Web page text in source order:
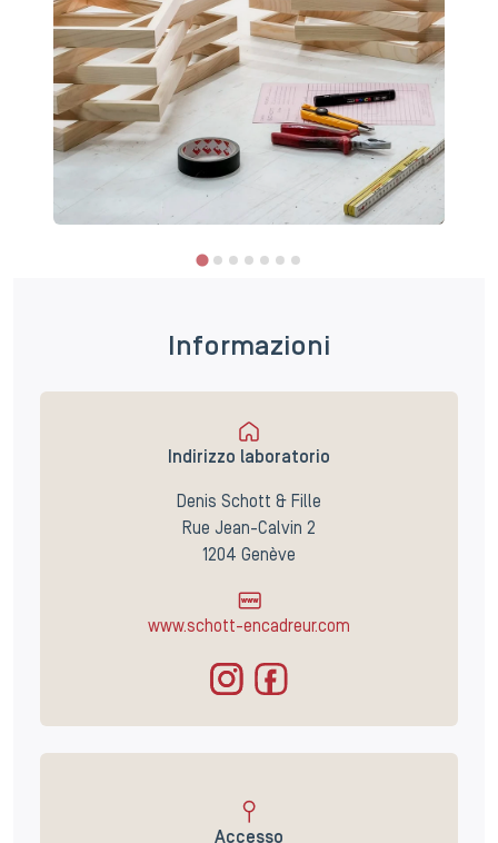
Informazioni
Indirizzo laboratorio
Denis Schott & Fille
Rue Jean-Calvin 2
1204 Genève
www.schott-encadreur.com
Accesso